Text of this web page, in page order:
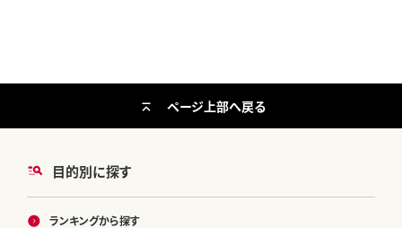
目的別に探す
ランキングから探す
ページ上部へ戻る